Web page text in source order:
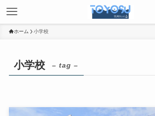
ホーム 小学校
小学校 – tag –